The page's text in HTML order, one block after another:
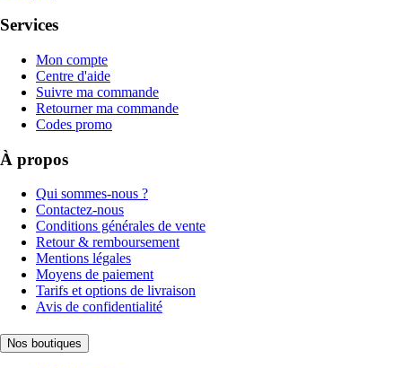
Services
Mon compte
Centre d'aide
Suivre ma commande
Retourner ma commande
Codes promo
À propos
Qui sommes-nous ?
Contactez-nous
Conditions générales de vente
Retour & remboursement
Mentions légales
Moyens de paiement
Tarifs et options de livraison
Avis de confidentialité
Nos boutiques